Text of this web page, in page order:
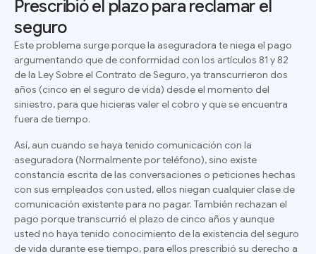
Prescribió el plazo para reclamar el
seguro
Este problema surgeporque la aseguradora te niega el pago
argumentando que de conformidad con los artículos 81 y 82
de la Ley Sobre el Contrato de Seguro, ya transcurrieron dos
años (cinco en el seguro de vida) desde el momento del
siniestro, para que hicieras valer el cobro y que se encuentra
fuera de tiempo.
Así, aun cuando se haya tenido comunicación con la
aseguradora (Normalmente por teléfono), sino existe
constancia escrita de las conversaciones o peticiones hechas
con sus empleados con usted, ellos niegan cualquier clase de
comunicación existente para no pagar. También rechazan el
pago porque transcurrió el plazo de cinco años y aunque
usted no haya tenido conocimiento de la existencia del seguro
de vida durante ese tiempo, para ellos prescribió su derecho a